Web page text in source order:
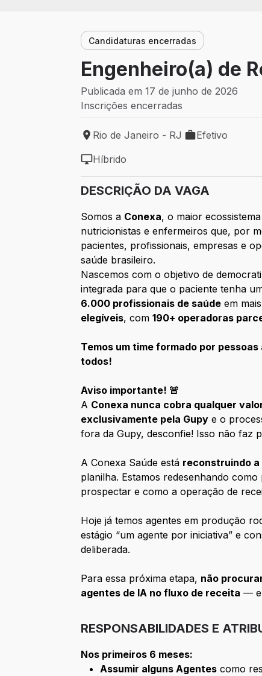
Candidaturas encerradas
Engenheiro(a) de
Publicada em 17 de junho de 2026
Inscrições encerradas
Local de trabalho: Rio de Janeiro - RJ
Rio de Janeiro - RJ
Tipo de vaga:
Efetivo
Modelo de trabalho: Híbrido
Híbrido
DESCRIÇÃO DA VAGA
Somos a Conexa, o maior
nutricionistas e enfermeiros que, por
pacientes, profissionais, empresas e
saúde brasileiro.
Nascemos com o objetivo de
integrada para que o paciente tenha
6.000 profissionais de saúde em
elegíveis, com190+ operadoras
Temos um time formado por
todos!
Aviso importante! 🚨
A Conexa nunca cobra qualquer
exclusivamente pela Gupy e o
fora da Gupy, desconfie! Isso não faz
A Conexa Saúde está reconstruindo a
planilha. Estamos redesenhando
prospectar e como a operação de
Hoje já temos agentes em produção
estágio “um agente por iniciativa” e
deliberada.
Para essa próxima etapa, não
agentes de IA no fluxo de receita — e
RESPONSABILIDADES E
Nos primeiros 6 meses:
Assumir alguns Agentes como